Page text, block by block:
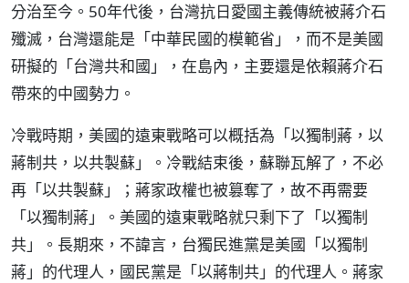
分治至今。50年代後，台灣抗日愛國主義傳統被蔣介石
殲滅，台灣還能是「中華民國的模範省」，而不是美國
研擬的「台灣共和國」，在島內，主要還是依賴蔣介石
帶來的中國勢力。
冷戰時期，美國的遠東戰略可以概括為「以獨制蔣，以
蔣制共，以共製蘇」。冷戰結束後，蘇聯瓦解了，不必
再「以共製蘇」；蔣家政權也被篡奪了，故不再需要
「以獨制蔣」。美國的遠東戰略就只剩下了「以獨制
共」。長期來，不諱言，台獨民進黨是美國「以獨制
蔣」的代理人，國民黨是「以蔣制共」的代理人。蔣家